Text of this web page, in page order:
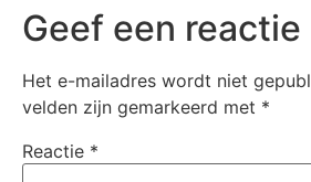
Geef een reactie
Het e-mailadres wordt niet
velden zijn gemarkeerd met *
Reactie *